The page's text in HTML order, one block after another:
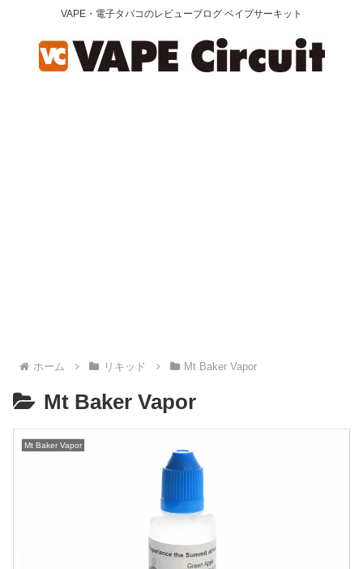
VAPE・電子タバコのレビューブログ ベイプサーキット
ホーム リキッド Mt Baker Vapor
Mt Baker Vapor
Mt Baker Vapor